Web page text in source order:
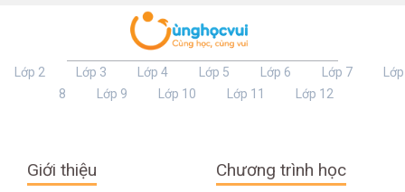
Lớp 2 Lớp 3 Lớp 4 Lớp 5 Lớp 6 Lớp 7
Lớp
8
Lớp 9 Lớp 10 Lớp 11 Lớp 12
Giới thiệu Chương trình học